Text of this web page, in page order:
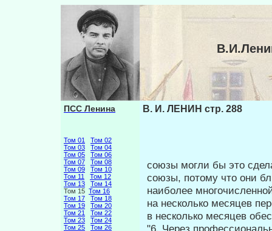
ПСС Ленина
Том 01
Том 02
Том 03
Том 04
Том 05
Том 06
Том 07
Том 08
Том 09
Том 10
Том 11
Том 12
Том 13
Том 14
Том 15 Том 16
Том 17
Том 18
Том 19
Том 20
Том 21
Том 22
Том 23
Том 24
Том 25
Том 26
В. И. ЛЕНИН стр. 288
союзы могли бы это
союзы, по­тому что они
наиболее
на несколько месяцев
в несколько месяцев